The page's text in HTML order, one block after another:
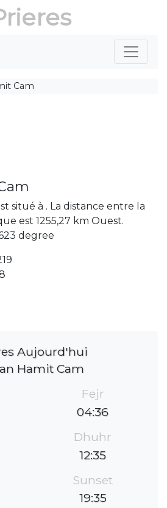
Cam
situé à . La distance entre la
est 1255,27 km Ouest.
degree
Aujourd'hui
Hamit Cam
Fejr
04:36
Dhuhr
12:35
Sunset
19:35